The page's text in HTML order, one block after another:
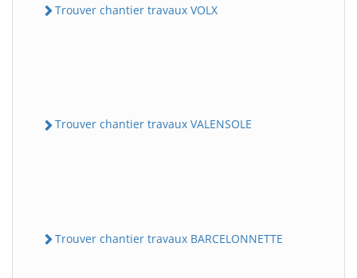
Trouver chantier travaux VOLX
Trouver chantier travaux VALENSOLE
Trouver chantier travaux BARCELONNETTE